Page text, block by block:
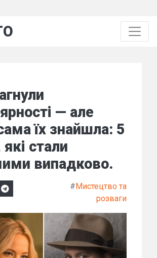
— але
їх знайшла: 5
які стали
випадково.
#Мистецтво та
розваги